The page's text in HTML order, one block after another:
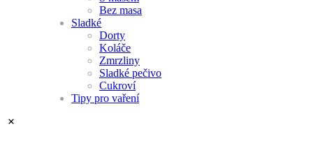
Bez masa
Sladké
Dorty
Koláče
Zmrzliny
Sladké pečivo
Cukroví
Tipy pro vaření